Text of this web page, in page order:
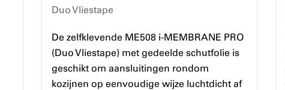
Duo Vliestape
De zelfklevende ME508 i-MEMBRANE PRO
(Duo Vliestape) met gedeelde schutfolie is
geschikt om aansluitingen rondom
kozijnen op eenvoudige wijze luchtdicht af